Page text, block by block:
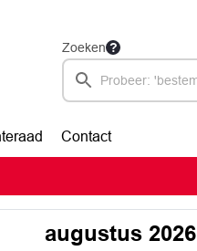
Zoeken
Contact
augustus 2026